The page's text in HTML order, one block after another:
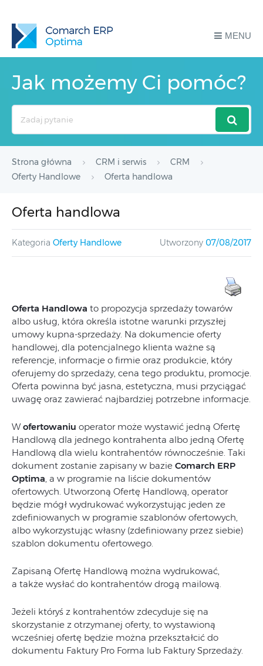
MENU
Jak możemy Ci pomóc?
Strona główna CRM i serwis
CRM
Oferty Handlowe
Oferta handlowa
Oferta handlowa
Kategoria Oferty Handlowe Utworzony 07/08/2017
Oferta Handlowa to propozycja sprzedaży towarów
albo usług, która określa istotne warunki przyszłej
umowy kupna-sprzedaży. Na dokumencie oferty
handlowej, dla potencjalnego klienta ważne są
referencje, informacje o firmie oraz produkcie, który
oferujemy do sprzedaży, cena tego produktu, promocje.
Oferta powinna być jasna, estetyczna, musi przyciągać
uwagę oraz zawierać najbardziej potrzebne informacje.
Wofertowaniu operator może wystawić jedną Ofertę
Handlową dla jednego kontrahenta albo jedną Ofertę
Handlową dla wielu kontrahentów równocześnie. Taki
dokument zostanie zapisany w bazie Comarch ERP
Optima, a w programie na liście dokumentów
ofertowych. Utworzoną Ofertę Handlową, operator
będzie mógł wydrukować wykorzystując jeden ze
zdefiniowanych w programie szablonów ofertowych,
albo wykorzystując własny (zdefiniowany przez siebie)
szablon dokumentu ofertowego.
Zapisaną Ofertę Handlową można wydrukować,
a także wysłać do kontrahentów drogą mailową.
Jeżeli któryś z kontrahentów zdecyduje się na
skorzystanie z otrzymanej oferty, to wystawioną
wcześniej ofertę będzie można przekształcić do
dokumentu Faktury Pro Forma lub Faktury Sprzedaży.